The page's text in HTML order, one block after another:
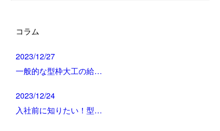
コラム
2023/12/27
一般的な型枠大工の給…
2023/12/24
入社前に知りたい！型…